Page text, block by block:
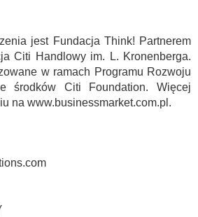
jest Fundacja Think! Partnerem
Citi Handlowy im. L. Kronenberga.
w ramach Programu Rozwoju
środków Citi Foundation. Więcej
na www.businessmarket.com.pl.